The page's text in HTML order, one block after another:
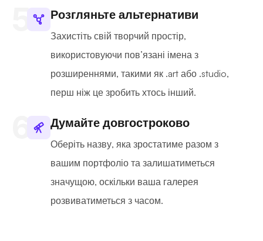
Розгляньте альтернативи
Захистіть свій творчий простір,
використовуючи пов’язані імена з
розширеннями, такими як .art або .studio,
перш ніж це зробить хтось інший.
Думайте довгостроково
Оберіть назву, яка зростатиме разом з
вашим портфоліо та залишатиметься
значущою, оскільки ваша галерея
розвиватиметься з часом.